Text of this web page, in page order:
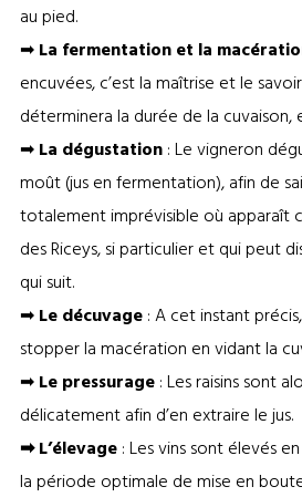
au pied.
➡La fermentation et la
encuvées, c’est la maîtrise et le
déterminera la durée de la cuvaison,
➡La dégustation: Le vigneron
moût (jus en fermentation), afin de
totalement imprévisible où apparaît
des Riceys, si particulier et qui peut
qui suit.
➡Le décuvage: A cet instant
stopper la macération en vidant la
➡Le pressurage: Les raisins sont
délicatement afin d’en extraire le jus.
➡L’élevage: Les vins sont élevés
la période optimale de mise en